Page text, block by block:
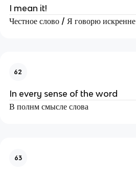
I mean it!
Честное слово / Я говорю искренне
62
In every sense of the word
В полнм смысле слова
63